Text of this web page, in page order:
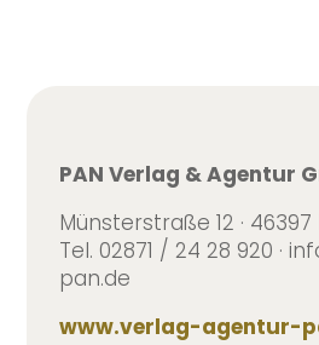
PAN Verlag & Agentur
Münsterstraße 12 ·
Tel. 02871 / 24 28 920 ·
pan.de
www.verlag-agentur-